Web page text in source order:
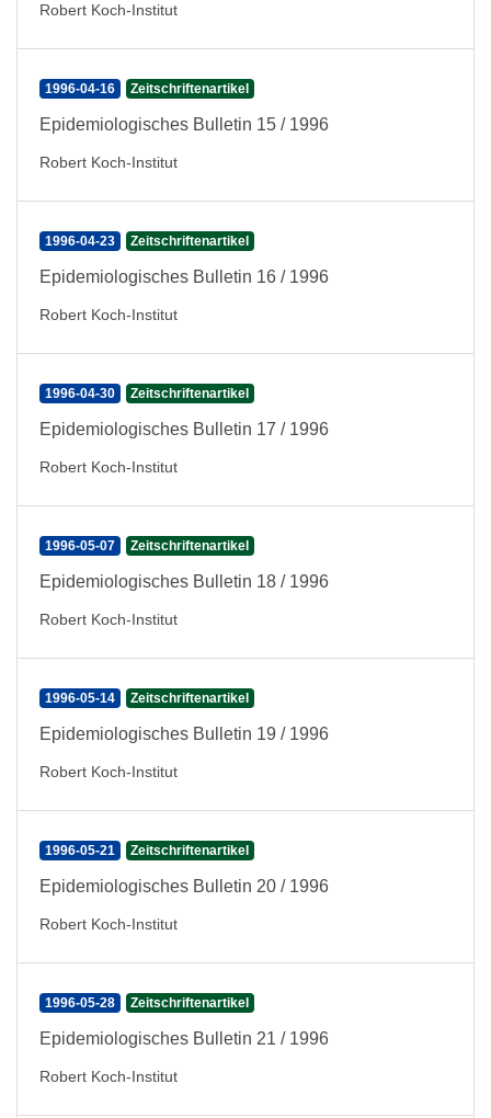
Robert Koch-Institut
1996-04-16 Zeitschriftenartikel
Epidemiologisches Bulletin 15 / 1996
Robert Koch-Institut
1996-04-23 Zeitschriftenartikel
Epidemiologisches Bulletin 16 / 1996
Robert Koch-Institut
1996-04-30 Zeitschriftenartikel
Epidemiologisches Bulletin 17 / 1996
Robert Koch-Institut
1996-05-07 Zeitschriftenartikel
Epidemiologisches Bulletin 18 / 1996
Robert Koch-Institut
1996-05-14 Zeitschriftenartikel
Epidemiologisches Bulletin 19 / 1996
Robert Koch-Institut
1996-05-21 Zeitschriftenartikel
Epidemiologisches Bulletin 20 / 1996
Robert Koch-Institut
1996-05-28 Zeitschriftenartikel
Epidemiologisches Bulletin 21 / 1996
Robert Koch-Institut